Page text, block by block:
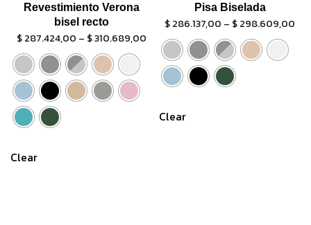
Revestimiento Verona
bisel recto
$287.424,00 – $310.689,00
Clear
Pisa Biselada
$286.137,00 – $298.609,00
Clear